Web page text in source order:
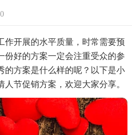
开展的水平质量，时常需要预
份好的方案一定会注重受众的参
的方案是什么样的呢？以下是小
节促销方案，欢迎大家分享。